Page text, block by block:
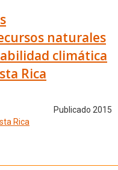
naturales
climática
Rica
Publicado 2015
Rica